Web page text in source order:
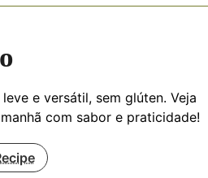
e versátil, sem glúten. Veja
com sabor e praticidade!